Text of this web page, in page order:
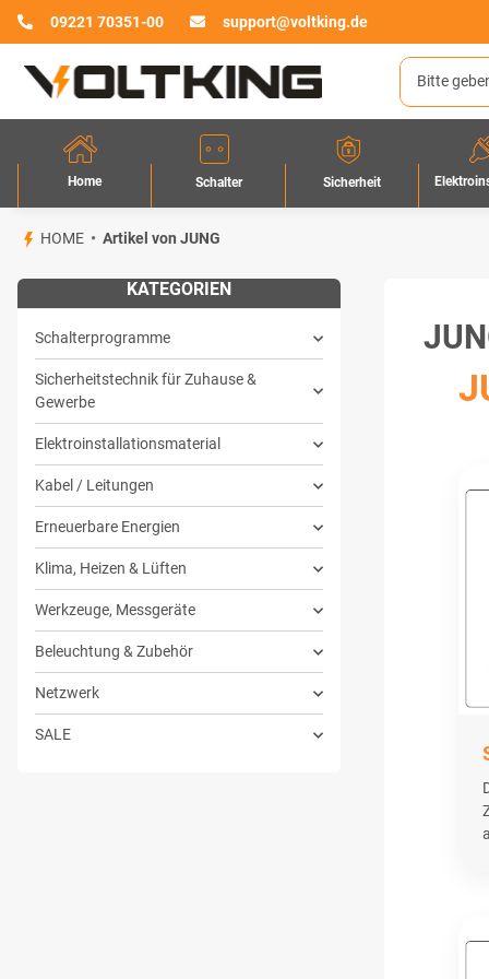
09221 70351-00 support@voltking.de
Home Schalter Sicherheit
HOME Artikel von JUNG
KATEGORIEN
Schalterprogramme
Sicherheitstechnik für Zuhause &
Gewerbe
Elektroinstallationsmaterial
Kabel / Leitungen
Erneuerbare Energien
Klima, Heizen & Lüften
Werkzeuge, Messgeräte
Beleuchtung & Zubehör
Netzwerk
SALE